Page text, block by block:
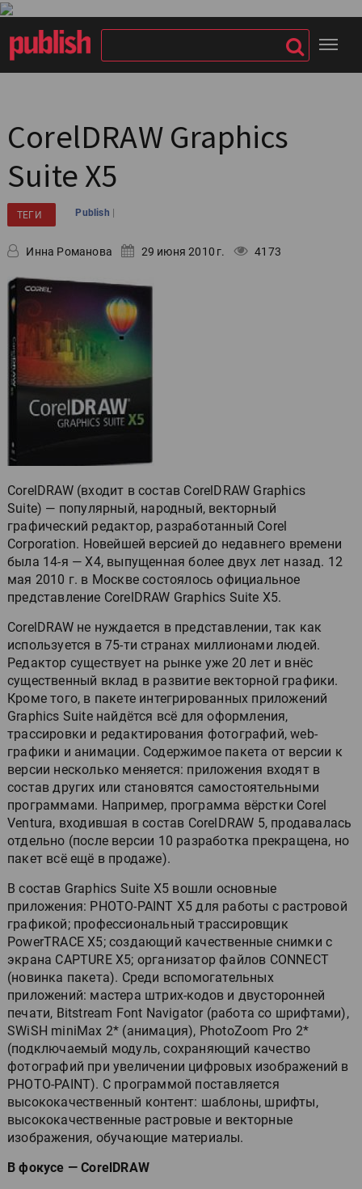
CorelDRAW Graphics
Suite X5
ТЕГИ Publish |
Инна Романова 29 июня 2010 г. 4173
CorelDRAW (входит в состав CorelDRAW Graphics
Suite) — популярный, народный, векторный
графический редактор, разработанный Corel
Corporation. Новейшей версией до недавнего времени
была 14-я — X4, выпущенная более двух лет назад. 12
мая 2010 г. в Москве состоялось официальное
представление CorelDRAW Graphics Suite X5.
CorelDRAW не нуждается в представлении, так как
используется в 75-ти странах миллионами людей.
Редактор существует на рынке уже 20 лет и внёс
существенный вклад в развитие векторной графики.
Кроме того, в пакете интегрированных приложений
Graphics Suite найдётся всё для оформления,
трассировки и редактирования фотографий, web-
графики и анимации. Содержимое пакета от версии к
версии несколько меняется: приложения входят в
состав других или становятся самостоятельными
программами. Например, программа вёрстки Corel
Ventura, входившая в состав CorelDRAW 5, продавалась
отдельно (после версии 10 разработка прекращена, но
пакет всё ещё в продаже).
В состав Graphics Suite X5 вошли основные
приложения: PHOTO-PAINT X5 для работы с растровой
графикой; профессиональный трассировщик
PowerTRACE X5; создающий качественные снимки с
экрана CAPTURE X5; организатор файлов CONNECT
(новинка пакета). Среди вспомогательных
приложений: мастера штрих-кодов и двусторонней
печати, Bitstream Font Navigator (работа со шрифтами),
SWiSH miniMax 2* (анимация), PhotoZoom Pro 2*
(подключаемый модуль, сохраняющий качество
фотографий при увеличении цифровых изображений в
PHOTO-PAINT). С программой поставляется
высококачественный контент: шаблоны, шрифты,
высококачественные растровые и векторные
изображения, обучающие материалы.
В фокусе — CorelDRAW